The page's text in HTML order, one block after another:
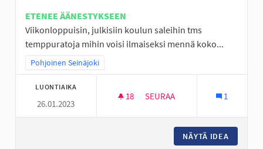
ETENEE ÄÄNESTYKSEEN
Viikonloppuisin, julkisiin koulun saleihin tms
temppuratoja mihin voisi ilmaiseksi mennä koko...
Rajaa tulokset teeman mukaan: Pohjoinen Seinäjoki
Pohjoinen Seinäjoki
LUONTIAIKA
26.01.2023
18 18 SEURAAJAA
SEURAA 1
NÄYTÄ IDEA